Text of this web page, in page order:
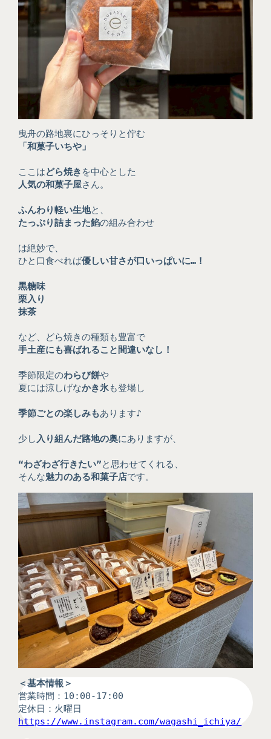
曳舟の路地裏にひっそりと佇む
「和菓子いちや」
ここはどら焼き を中心とした
人気の和菓子屋さん。
ふんわり軽い生地と、
たっぷり詰まった餡の組み合わせ
は絶妙で、
ひと口食べれば優しい甘さが口いっぱいに…！
黒糖味
栗入り
抹茶
など、どら焼きの種類も豊富で
手土産にも喜ばれること間違いなし！
季節限定のわらび餅や
夏には涼しげなかき氷も登場し
季節ごとの楽しみもあります♪
少し入り組んだ路地の奥にありますが、
“わざわざ行きたい”と思わせてくれる、
そんな魅力のある和菓子店です。
＜基本情報＞
営業時間：10:00-17:00
定休日：火曜日
https://www.instagram.com/wagashi_ichiya/